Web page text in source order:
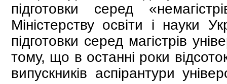
підготовки серед
Міністерству освіти і науки
підготовки серед магістрів
тому, що в останні роки
випускників аспірантури